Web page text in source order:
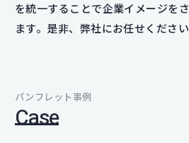
を統一することで企業イメージを
ます。是非、弊社にお任せください
パンフレット事例
Case